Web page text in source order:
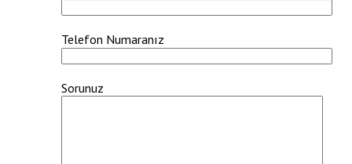
Telefon Numaranız
Sorunuz